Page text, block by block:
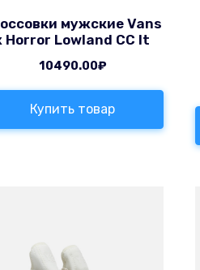
мужские Vans
Horror Lowland CC It
10490.00₽
Купить товар